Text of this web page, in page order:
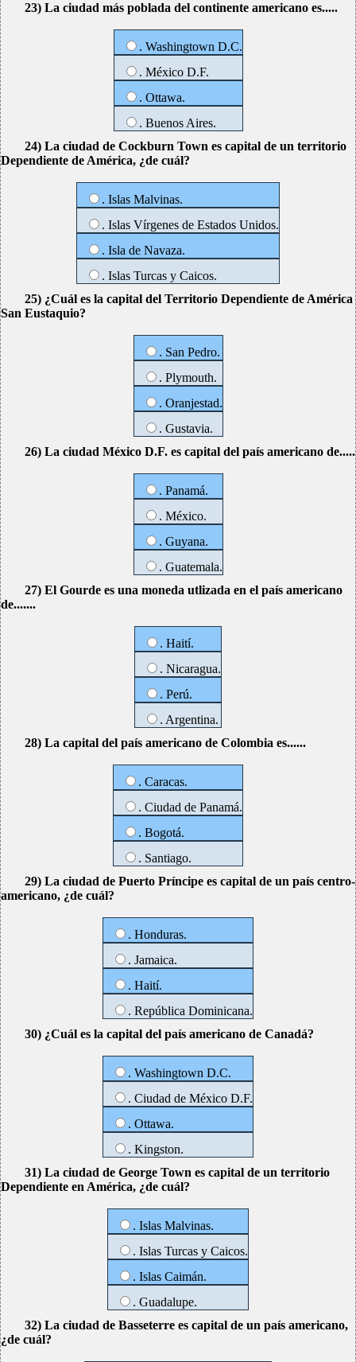
23) La ciudad más poblada del continente americano es.....
. Washingtown D.C.
. México D.F.
. Ottawa.
. Buenos Aires.
24) La ciudad de Cockburn Town es capital de un territorio
Dependiente de América, ¿de cuál?
. Islas Malvinas.
. Islas Vírgenes de Estados Unidos.
. Isla de Navaza.
. Islas Turcas y Caicos.
25) ¿Cuál es la capital del Territorio Dependiente de América
San Eustaquio?
. San Pedro.
. Plymouth.
. Oranjestad.
. Gustavia.
26) La ciudad México D.F. es capital del país americano de.....
. Panamá.
. México.
. Guyana.
. Guatemala.
27) El Gourde es una moneda utlizada en el país americano
de.......
. Haití.
. Nicaragua.
. Perú.
. Argentina.
28) La capital del país americano de Colombia es......
. Caracas.
. Ciudad de Panamá.
. Bogotá.
. Santiago.
29) La ciudad de Puerto Príncipe es capital de un país centro-
americano, ¿de cuál?
. Honduras.
. Jamaica.
. Haití.
. República Dominicana.
30) ¿Cuál es la capital del país americano de Canadá?
. Washingtown D.C.
. Ciudad de México D.F.
. Ottawa.
. Kingston.
31) La ciudad de George Town es capital de un territorio
Dependiente en América, ¿de cuál?
. Islas Malvinas.
. Islas Turcas y Caicos.
. Islas Caimán.
. Guadalupe.
32) La ciudad de Basseterre es capital de un país americano,
¿de cuál?